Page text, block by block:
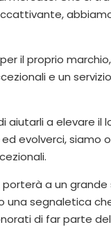
il proprio
e un
aiutarli a elevare il
evolverci, siamo
a un
segnaletica
di far parte